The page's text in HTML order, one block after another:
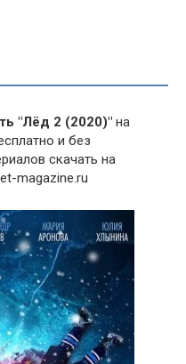
"Лёд 2 (2020)" на
и без
скачать на
magazine.ru